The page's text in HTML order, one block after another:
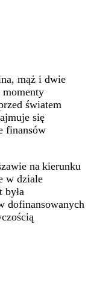
mąż i dwie
światem
się
finansów
na kierunku
w dziale
dofinansowanych